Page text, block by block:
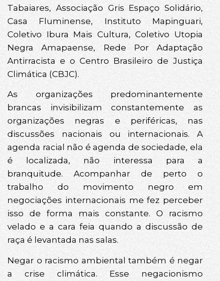
Tabaiares, Associação Gris Espaço Solidário,
Casa Fluminense, Instituto Mapinguari,
Coletivo Ibura Mais Cultura, Coletivo Utopia
Negra Amapaense, Rede Por Adaptação
Antirracista e o Centro Brasileiro de Justiça
Climática (CBJC).
As organizações predominantemente
brancas invisibilizam constantemente as
organizações negras e periféricas, nas
discussões nacionais ou internacionais. A
agenda racial não é agenda de sociedade, ela
é localizada, não interessa para a
branquitude. Acompanhar de perto o
trabalho do movimento negro em
negociações internacionais me fez perceber
isso de forma mais constante. O racismo
velado e a cara feia quando a discussão de
raça é levantada nas salas.
Negar o racismo ambiental também é negar
a crise climática. Esse negacionismo